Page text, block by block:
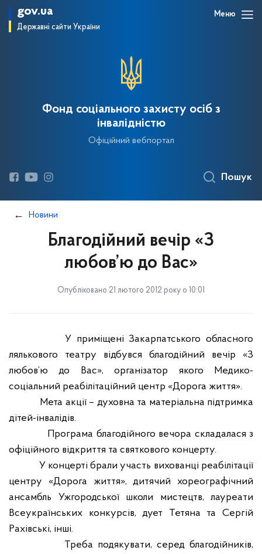
gov.ua
Державні сайти України
Меню
Фонд соціального захисту осіб з
інвалідністю
Офіційний вебпортал
Пошук
Новини
Благодійний вечір «З
любов’ю до Вас»
Опубліковано 21 лютого 2012 року о 10:01
У приміщені Закарпатського обласного
лялькового театру відбувся благодійний вечір «З
любов’ю до Вас», організатор якого Медико-
соціальний реабілітаційний центр «Дорога життя».
Мета акції – духовна та матеріальна підтримка
дітей-інвалідів.
Програма благодійного вечора складалася з
офіційного відкриття та святкового концерту.
У концерті брали участь вихованці реабілітації
центру «Дорога життя», дитячий хореографічний
ансамбль Ужгородської школи мистецтв, лауреати
Всеукраїнських конкурсів, дует Тетяна та Сергій
Рахівські, інші.
Треба подякувати, серед благодійників,